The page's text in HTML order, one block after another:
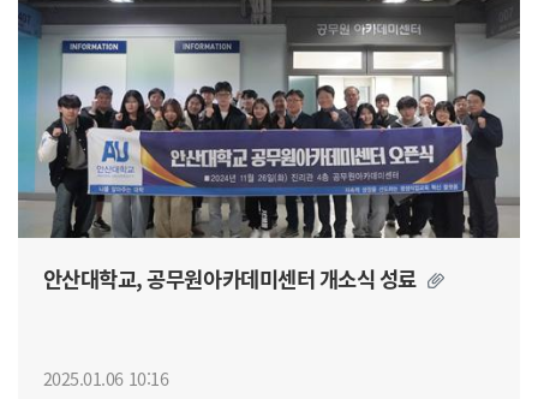
안산대학교, 공무원아카데미센터 개소식 성료
2025.01.06 10:16